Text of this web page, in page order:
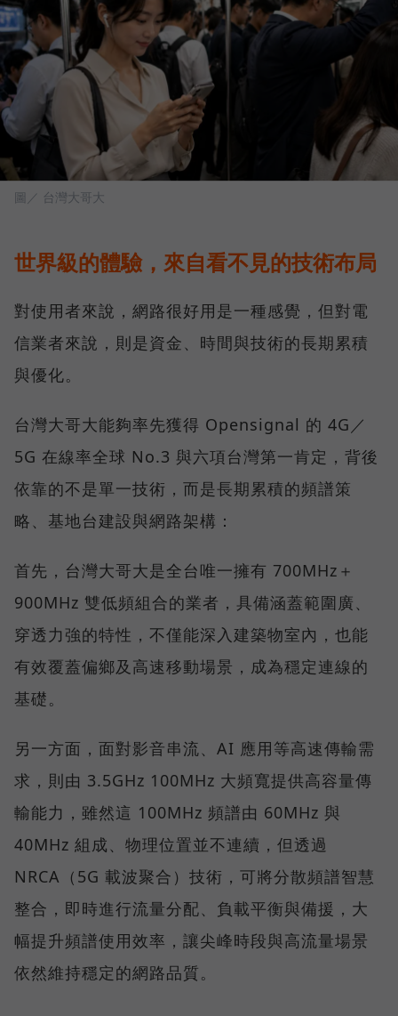
圖／ 台灣大哥大
世界級的體驗，來自看不見的技術布局
對使用者來說，網路很好用是一種感覺，但對電
信業者來說，則是資金、時間與技術的長期累積
與優化。
台灣大哥大能夠率先獲得 Opensignal 的 4G／
5G 在線率全球 No.3 與六項台灣第一肯定，背後
依靠的不是單一技術，而是長期累積的頻譜策
略、基地台建設與網路架構：
首先，台灣大哥大是全台唯一擁有 700MHz＋
900MHz 雙低頻組合的業者，具備涵蓋範圍廣、
穿透力強的特性，不僅能深入建築物室內，也能
有效覆蓋偏鄉及高速移動場景，成為穩定連線的
基礎。
另一方面，面對影音串流、AI 應用等高速傳輸需
求，則由 3.5GHz 100MHz 大頻寬提供高容量傳
輸能力，雖然這 100MHz 頻譜由 60MHz 與
40MHz 組成、物理位置並不連續，但透過
NRCA（5G 載波聚合）技術，可將分散頻譜智慧
整合，即時進行流量分配、負載平衡與備援，大
幅提升頻譜使用效率，讓尖峰時段與高流量場景
依然維持穩定的網路品質。